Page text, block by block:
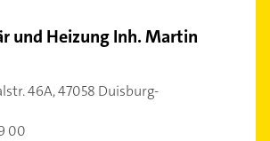
und Heizung Inh. Martin
46A,47058 Duisburg-
00